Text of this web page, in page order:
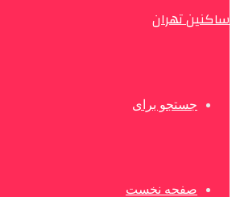
ساکنین تهران
جستجو برای
صفحه نخست